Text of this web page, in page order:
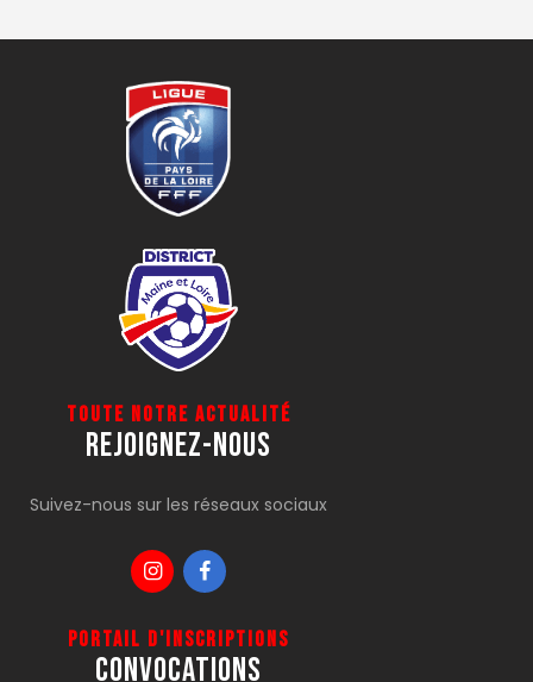
Toute notre actualité
Rejoignez-Nous
Suivez-nous sur les réseaux sociaux
Portail d'inscriptions
CONVOCATIONS